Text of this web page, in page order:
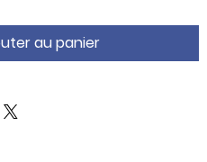
au panier